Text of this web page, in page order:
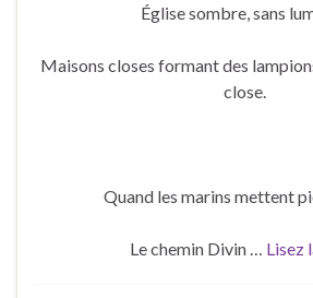
Église sombre, sans
Maisons closes formant des
close.
Quand les marins mettent
Le chemin Divin … Lisez